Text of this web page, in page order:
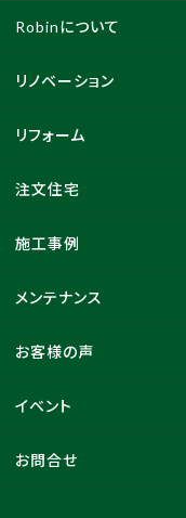
Robinについて
リノベーション
リフォーム
注文住宅
施工事例
メンテナンス
お客様の声
イベント
お問合せ